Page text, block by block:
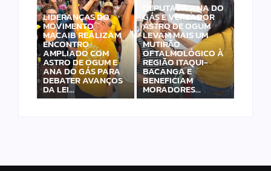
LIDERANÇAS DO
MOVIMENTO
MACAIB REALIZAM
ENCONTRO
AMPLIADO COM
ASTRO DE OGUM E
ANA DO GÁS PARA
DEBATER AVANÇOS
DA LEI…
DEPUTADA ANA DO
GÁS E VEREADOR
ASTRO DE OGUM
LEVAM MAIS UM
MUTIRÃO
OFTALMOLÓGICO À
REGIÃO ITAQUI-
BACANGA E
BENEFICIAM
MORADORES…